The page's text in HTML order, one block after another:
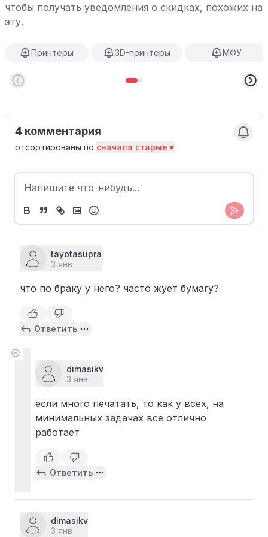
чтобы получать уведомления о скидках, похожих на
эту.
Принтеры 3D-принтеры МФУ
4 комментария
отсортированы по сначала старые
tayotasupra
3 янв
что по браку у него? часто жует бумагу?
Ответить
dimasikv
3 янв
если много печатать, то как у всех, на
минимальных задачах все отлично
работает
Ответить
dimasikv
3 янв